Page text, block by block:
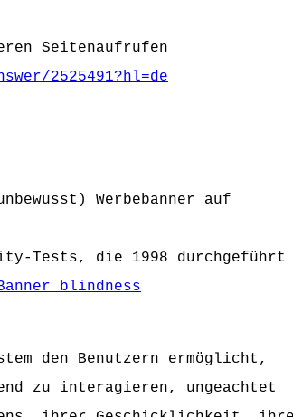
Seitenaufrufen
2525491?hl=de
Werbebanner auf
Tests, die 1998 durchgeführt
den Benutzern ermöglicht,
zu interagieren, ungeachtet